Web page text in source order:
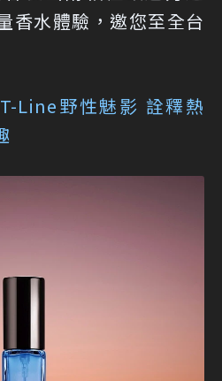
香水體驗，邀您至全台
Line野性魅影 詮釋熱